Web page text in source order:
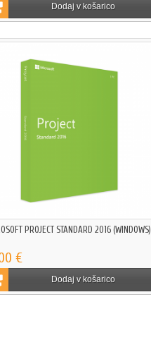
Dodaj v košarico
PROJECT STANDARD 2016 (WINDOWS)
€
Dodaj v košarico